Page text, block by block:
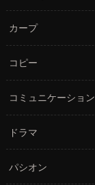
カープ
コピー
コミュニケーション
ドラマ
パシオン